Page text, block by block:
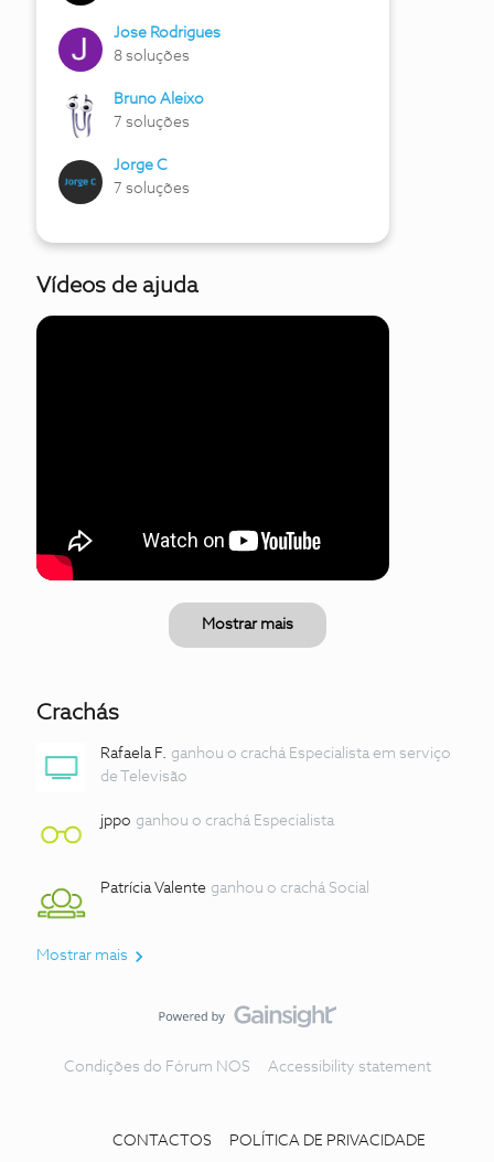
Jose Rodrigues
8 soluções
Bruno Aleixo
7 soluções
Jorge C
7 soluções
Vídeos de ajuda
Mostrar mais
Crachás
Rafaela F. ganhou o crachá Especialista em serviço
de Televisão
jppo ganhou o crachá Especialista
Patrícia Valente ganhou o crachá Social
Mostrar mais
Condições do Fórum NOS Accessibility statement
CONTACTOS POLÍTICA DE PRIVACIDADE